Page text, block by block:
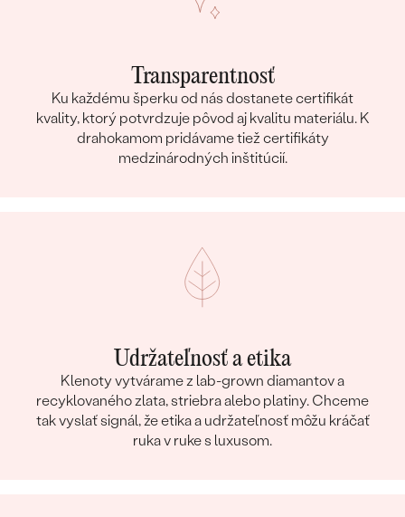
Transparentnosť
Ku každému šperku od nás dostanete certifikát
kvality, ktorý potvrdzuje pôvod aj kvalitu materiálu. K
drahokamom pridávame tiež certifikáty
medzinárodných inštitúcií.
Udržateľnosť a etika
Klenoty vytvárame z lab-grown diamantov a
recyklovaného zlata, striebra alebo platiny. Chceme
tak vyslať signál, že etika a udržateľnosť môžu kráčať
ruka v ruke s luxusom.